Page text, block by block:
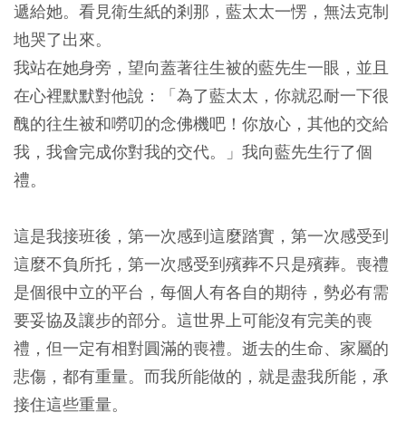
遞給她。看見衛生紙的剎那，藍太太一愣，無法克制
地哭了出來。
我站在她身旁，望向蓋著往生被的藍先生一眼，並且
在心裡默默對他說：「為了藍太太，你就忍耐一下很
醜的往生被和嘮叨的念佛機吧！你放心，其他的交給
我，我會完成你對我的交代。」我向藍先生行了個
禮。
這是我接班後，第一次感到這麼踏實，第一次感受到
這麼不負所托，第一次感受到殯葬不只是殯葬。喪禮
是個很中立的平台，每個人有各自的期待，勢必有需
要妥協及讓步的部分。這世界上可能沒有完美的喪
禮，但一定有相對圓滿的喪禮。逝去的生命、家屬的
悲傷，都有重量。而我所能做的，就是盡我所能，承
接住這些重量。